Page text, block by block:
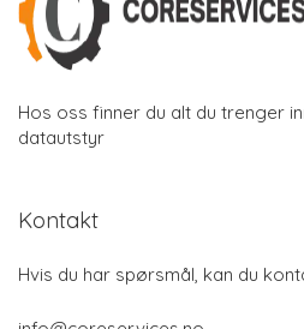
Hos oss finner du alt du trenger
datautstyr
Kontakt
Hvis du har spørsmål, kan du